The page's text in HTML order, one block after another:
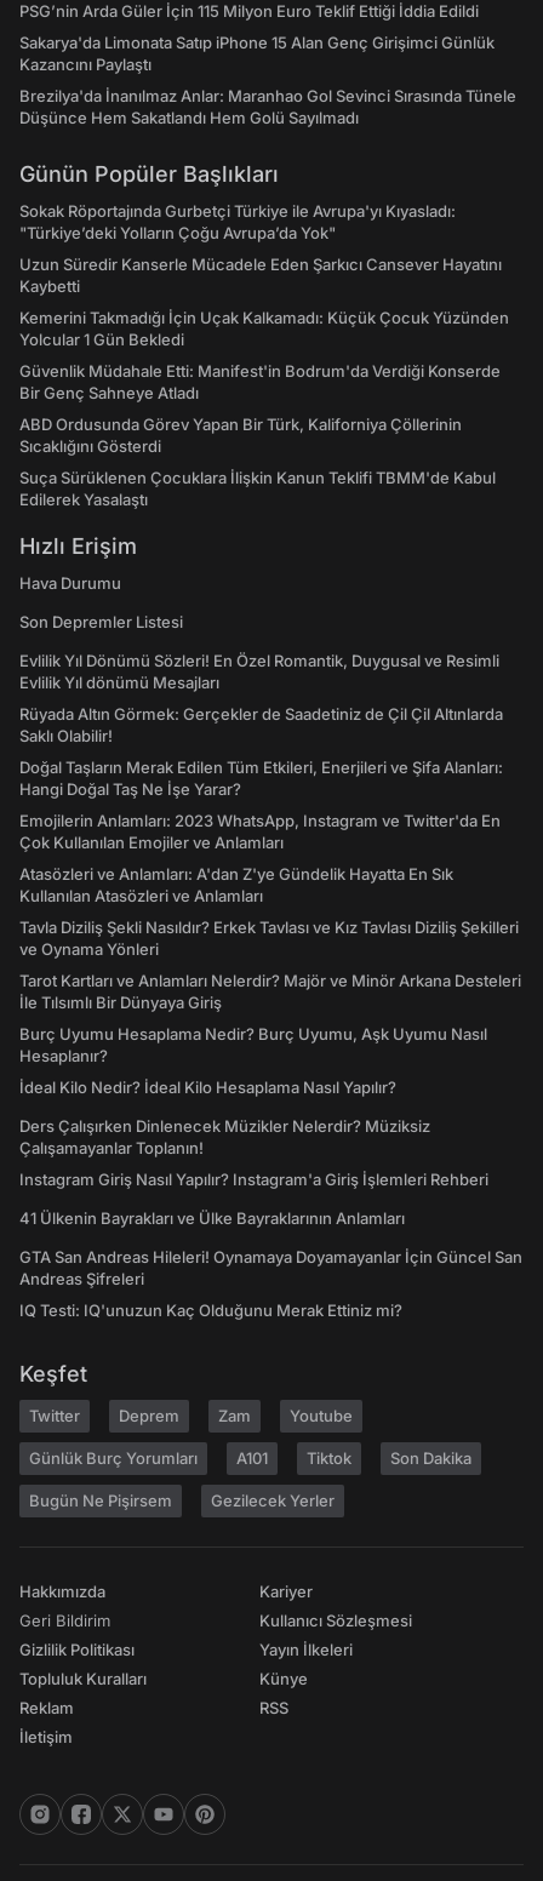
PSG’nin Arda Güler İçin 115 Milyon Euro Teklif Ettiği İddia Edildi
Sakarya'da Limonata Satıp iPhone 15 Alan Genç Girişimci Günlük
Kazancını Paylaştı
Brezilya'da İnanılmaz Anlar: Maranhao Gol Sevinci Sırasında Tünele
Düşünce Hem Sakatlandı Hem Golü Sayılmadı
Günün Popüler Başlıkları
Sokak Röportajında Gurbetçi Türkiye ile Avrupa'yı Kıyasladı:
"Türkiye’deki Yolların Çoğu Avrupa’da Yok"
Uzun Süredir Kanserle Mücadele Eden Şarkıcı Cansever Hayatını
Kaybetti
Kemerini Takmadığı İçin Uçak Kalkamadı: Küçük Çocuk Yüzünden
Yolcular 1 Gün Bekledi
Güvenlik Müdahale Etti: Manifest'in Bodrum'da Verdiği Konserde
Bir Genç Sahneye Atladı
ABD Ordusunda Görev Yapan Bir Türk, Kaliforniya Çöllerinin
Sıcaklığını Gösterdi
Suça Sürüklenen Çocuklara İlişkin Kanun Teklifi TBMM'de Kabul
Edilerek Yasalaştı
Hızlı Erişim
Hava Durumu
Son Depremler Listesi
Evlilik Yıl Dönümü Sözleri! En Özel Romantik, Duygusal ve Resimli
Evlilik Yıl dönümü Mesajları
Rüyada Altın Görmek: Gerçekler de Saadetiniz de Çil Çil Altınlarda
Saklı Olabilir!
Doğal Taşların Merak Edilen Tüm Etkileri, Enerjileri ve Şifa Alanları:
Hangi Doğal Taş Ne İşe Yarar?
Emojilerin Anlamları: 2023 WhatsApp, Instagram ve Twitter'da En
Çok Kullanılan Emojiler ve Anlamları
Atasözleri ve Anlamları: A'dan Z'ye Gündelik Hayatta En Sık
Kullanılan Atasözleri ve Anlamları
Tavla Diziliş Şekli Nasıldır? Erkek Tavlası ve Kız Tavlası Diziliş Şekilleri
ve Oynama Yönleri
Tarot Kartları ve Anlamları Nelerdir? Majör ve Minör Arkana Desteleri
İle Tılsımlı Bir Dünyaya Giriş
Burç Uyumu Hesaplama Nedir? Burç Uyumu, Aşk Uyumu Nasıl
Hesaplanır?
İdeal Kilo Nedir? İdeal Kilo Hesaplama Nasıl Yapılır?
Ders Çalışırken Dinlenecek Müzikler Nelerdir? Müziksiz
Çalışamayanlar Toplanın!
Instagram Giriş Nasıl Yapılır? Instagram'a Giriş İşlemleri Rehberi
41 Ülkenin Bayrakları ve Ülke Bayraklarının Anlamları
GTA San Andreas Hileleri! Oynamaya Doyamayanlar İçin Güncel San
Andreas Şifreleri
IQ Testi: IQ'unuzun Kaç Olduğunu Merak Ettiniz mi?
Keşfet
Twitter Deprem Zam Youtube
Günlük Burç Yorumları A101 Tiktok Son Dakika
Bugün Ne Pişirsem Gezilecek Yerler
Hakkımızda
Geri Bildirim
Gizlilik Politikası
Topluluk Kuralları
Reklam
İletişim
Kariyer
Kullanıcı Sözleşmesi
Yayın İlkeleri
Künye
RSS